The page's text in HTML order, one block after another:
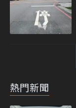
熱門新聞